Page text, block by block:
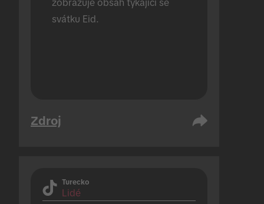
zobrazuje obsah týkající se
svátku Eid.
Zdroj
Turecko
Lidé